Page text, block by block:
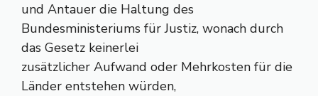
und Antauer die Haltung des
Bundesministeriums für Justiz, wonach durch
das Gesetz keinerlei
zusätzlicher Aufwand oder Mehrkosten für die
Länder entstehen würden,